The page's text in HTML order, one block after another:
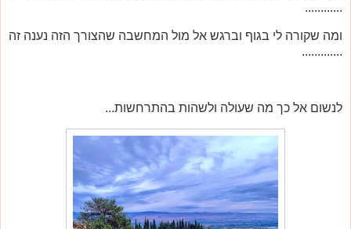
............
ומה שקורה לי בגוף וברגש אל מול המחשבה שהצורך הזה נענה זה
.............
לנשום אל כך מה שעולה ולשהות בהתרחשות...